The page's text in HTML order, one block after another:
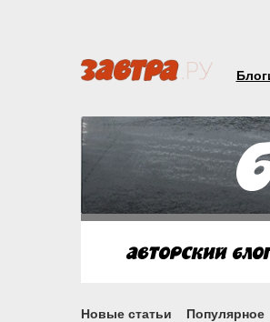
Новые статьи Популярное